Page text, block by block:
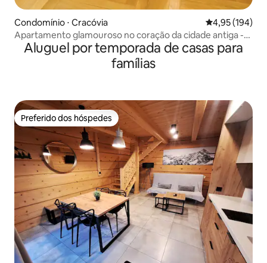
Condomínio ⋅ Cracóvia 4,95 de uma
4,95 (194)
Apartamento glamouroso no coração da cidade antiga -
local premium
Aluguel por temporada de casas para
famílias
Preferido dos hóspedes
Preferido dos hóspedes